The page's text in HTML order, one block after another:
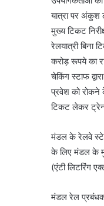
यात्रा पर अंकुश
मुख्य टिकट
रेलयात्री बिना
करोड़ रूपये का
चेकिंग स्टाफ
प्रवेश को रोकने
टिकट लेकर
मंडल के रेलवे
के लिए मंडल के
(एंटी लिटरिंग
मंडल रेल प्रबंधक